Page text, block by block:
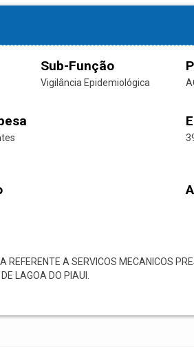
Sub-Função
Vigilância Epidemiológica
REFERENTE A SERVICOS MECANICOS
LAGOA DO PIAUI.